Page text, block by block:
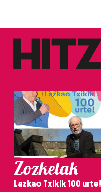
Zozketak
Lazkao Txikik 100 urte!